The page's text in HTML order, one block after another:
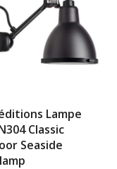
Lampe
Classic
Seaside